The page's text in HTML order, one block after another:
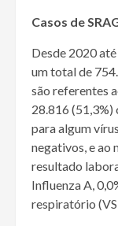
Casos de
Desde 2020
um total de
são referentes
28.816
para algum
negativos, e ao
resultado
Influenza A,
respiratório